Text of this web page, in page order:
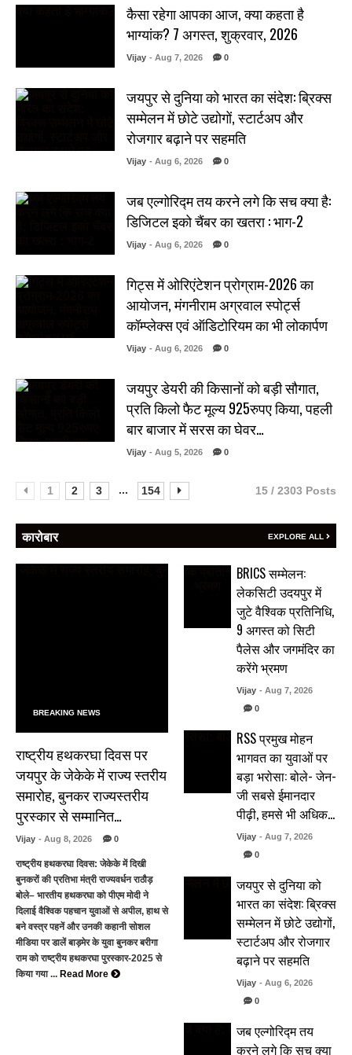
कैसा रहेगा आपका आज, क्या कहता है
भाग्यांक? 7 अगस्त, शुक्रवार, 2026
Vijay - Aug 7, 2026 0
जयपुर से दुनिया को भारत का संदेश: ब्रिक्स
सम्मेलन में छोटे उद्योगों, स्टार्टअप और
रोजगार बढ़ाने पर सहमति
Vijay - Aug 6, 2026 0
जब एल्गोरिद्म तय करने लगे कि सच क्या है:
डिजिटल इको चैंबर का खतरा : भाग-2
Vijay - Aug 6, 2026 0
गिट्स में ओरिएंटेशन प्रोग्राम-2026 का
आयोजन, मंगनीराम अग्रवाल स्पोर्ट्स
कॉम्प्लेक्स एवं ऑडिटोरियम का भी लोकार्पण
Vijay - Aug 6, 2026 0
जयपुर डेयरी की किसानों को बड़ी सौगात,
प्रति किलो फैट मूल्य 925रुपए किया, पहली
बार बाजार में सरस का घेवर…
Vijay - Aug 5, 2026 0
1 2 3 ... 154 15 / 2303 Posts
कारोबार EXPLORE ALL
BREAKING NEWS
राष्ट्रीय हथकरघा दिवस पर
जयपुर के जेकेके में राज्य स्तरीय
समारोह, बुनकर राज्यस्तरीय
पुरस्कार से सम्मानित…
Vijay - Aug 8, 2026 0
राष्ट्रीय हथकरघा दिवस: जेकेके में दिखी
बुनकरों की प्रतिभा मंत्री राज्यवर्धन राठौड़
बोले– भारतीय हथकरघा को पीएम मोदी ने
दिलाई वैश्विक पहचान युवाओं से अपील, हाथ से
बने वस्त्र पहनें और उनकी कहानी सोशल
मीडिया पर डालें बाड़मेर के युवा बुनकर बरीगा
राम को राष्ट्रीय हथकरघा पुरस्कार-2025 से
किया गया ... Read More
BRICS सम्मेलन:
लेकसिटी उदयपुर में
जुटे वैश्विक प्रतिनिधि,
9 अगस्त को सिटी
पैलेस और जगमंदिर का
करेंगे भ्रमण
Vijay - Aug 7, 2026
0
RSS प्रमुख मोहन
भागवत का युवाओं पर
बड़ा भरोसा: बोले- जेन-
जी सबसे ईमानदार
पीढ़ी, हमसे भी अधिक…
Vijay - Aug 7, 2026
0
जयपुर से दुनिया को
भारत का संदेश: ब्रिक्स
सम्मेलन में छोटे उद्योगों,
स्टार्टअप और रोजगार
बढ़ाने पर सहमति
Vijay - Aug 6, 2026
0
जब एल्गोरिद्म तय
करने लगे कि सच क्या